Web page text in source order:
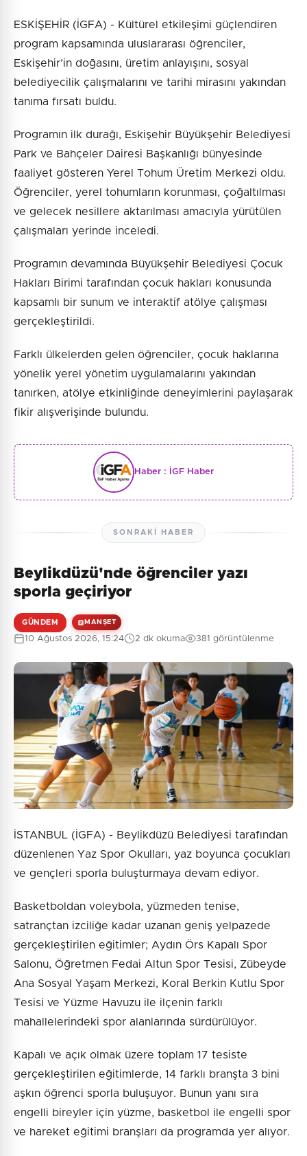
ESKİŞEHİR (İGFA) - Kültürel etkileşimi güçlendiren
program kapsamında uluslararası öğrenciler,
Eskişehir’in doğasını, üretim anlayışını, sosyal
belediyecilik çalışmalarını ve tarihi mirasını yakından
tanıma fırsatı buldu.
Programın ilk durağı, Eskişehir Büyükşehir Belediyesi
Park ve Bahçeler Dairesi Başkanlığı bünyesinde
faaliyet gösteren Yerel Tohum Üretim Merkezi oldu.
Öğrenciler, yerel tohumların korunması, çoğaltılması
ve gelecek nesillere aktarılması amacıyla yürütülen
çalışmaları yerinde inceledi.
Programın devamında Büyükşehir Belediyesi Çocuk
Hakları Birimi tarafından çocuk hakları konusunda
kapsamlı bir sunum ve interaktif atölye çalışması
gerçekleştirildi.
Farklı ülkelerden gelen öğrenciler, çocuk haklarına
yönelik yerel yönetim uygulamalarını yakından
tanırken, atölye etkinliğinde deneyimlerini paylaşarak
fikir alışverişinde bulundu.
Haber : İGF Haber
SONRAKI HABER
Beylikdüzü'nde öğrenciler yazı
sporla geçiriyor
GÜNDEM MANŞET
10 Ağustos 2026, 15:24 2 dk okuma 381 görüntülenme
İSTANBUL (İGFA) - Beylikdüzü Belediyesi tarafından
düzenlenen Yaz Spor Okulları, yaz boyunca çocukları
ve gençleri sporla buluşturmaya devam ediyor.
Basketboldan voleybola, yüzmeden tenise,
satrançtan izciliğe kadar uzanan geniş yelpazede
gerçekleştirilen eğitimler; Aydın Örs Kapalı Spor
Salonu, Öğretmen Fedai Altun Spor Tesisi, Zübeyde
Ana Sosyal Yaşam Merkezi, Koral Berkin Kutlu Spor
Tesisi ve Yüzme Havuzu ile ilçenin farklı
mahallelerindeki spor alanlarında sürdürülüyor.
Kapalı ve açık olmak üzere toplam 17 tesiste
gerçekleştirilen eğitimlerde, 14 farklı branşta 3 bini
aşkın öğrenci sporla buluşuyor. Bunun yanı sıra
engelli bireyler için yüzme, basketbol ile engelli spor
ve hareket eğitimi branşları da programda yer alıyor.